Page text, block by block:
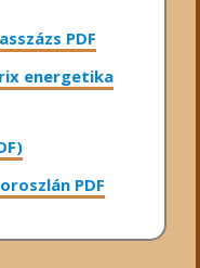
PDF
energetika
PDF